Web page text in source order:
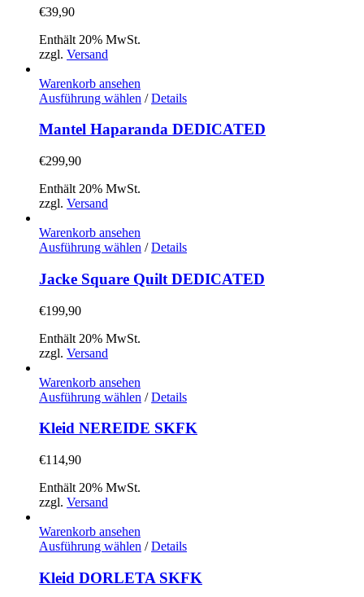
der
Produktseite
gewählt
werden
€39,90
Enthält 20% MwSt.
zzgl. Versand
Warenkorb ansehen
Ausführung wählen Dieses
weist
der
gewählt
werden
/ Details
Mantel Haparanda DEDICATED
€299,90
Enthält 20% MwSt.
zzgl. Versand
Warenkorb ansehen
Ausführung wählen Dieses
weist
mehrere
der
Produktseite
gewählt
werden
/ Details
Jacke Square Quilt DEDICATED
€199,90
Enthält 20% MwSt.
zzgl. Versand
Warenkorb ansehen
Ausführung wählen Dieses
weist
der
gewählt
werden
/ Details
Kleid NEREIDE SKFK
€114,90
Enthält 20% MwSt.
zzgl. Versand
Warenkorb ansehen
Ausführung wählen Dieses
weist
mehrere
/ Details
Kleid DORLETA SKFK